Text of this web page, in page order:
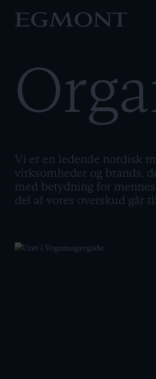
Vi er en ledende nordisk
virksomheder og brands,
med betydning for
del af vores overskud går